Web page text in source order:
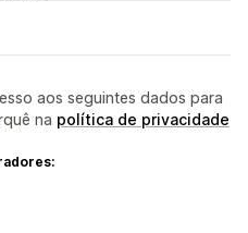
aos seguintes dados para
na política de privacidade